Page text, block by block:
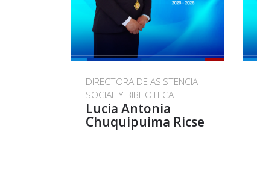
DIRECTORA DE ASISTENCIA
SOCIAL Y BIBLIOTECA
Lucia Antonia
Chuquipuima Ricse